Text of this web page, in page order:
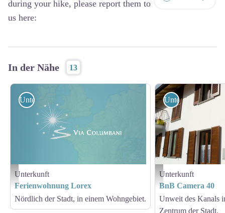
during your hike, please report them to
us here:
In der Nähe 13
Casa Lorex
Unterkunft
Unterkunft
Ferienwohnung Lorex
Nördlich der Stadt, in einem Wohngebiet.
BnB Camera 40
Unterkunft
Unterkunft
BnB Camera 40
Unweit des Kanals
Zentrum der Stadt.